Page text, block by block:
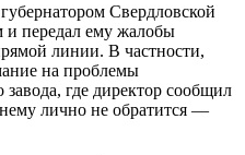
губернатором Свердловской
передал ему жалобы
линии. В частности,
на проблемы
где директор сообщил
лично не обратится —